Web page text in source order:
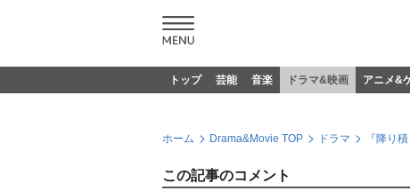
トップ 芸能 音楽 ドラマ&映画 アニメ&
ホーム Drama&Movie TOP ドラマ 『降り
この記事のコメント